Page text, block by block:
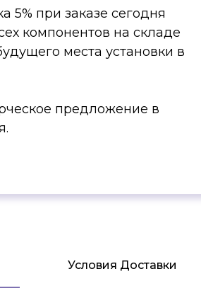
5% при заказе сегодня
компонентов на складе
места установки в
предложение в
Условия Доставки